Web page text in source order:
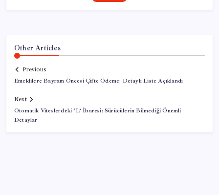
Other Articles
Previous
Emeklilere Bayram Öncesi Çifte Ödeme: Detaylı Liste Açıklandı
Next
Otomatik Viteslerdeki ‘L’ İbaresi: Sürücülerin Bilmediği Önemli
Detaylar